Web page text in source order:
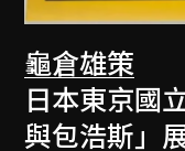
龜倉雄策
日本東京國
與包浩斯」